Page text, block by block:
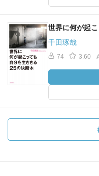
世界に何が起
千田琢哉
74 3.60